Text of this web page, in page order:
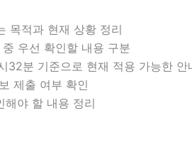
목적과 현재 상황 정리
우선 확인할 내용 구분
분 기준으로 현재 적용 가능한 안
제출 여부 확인
해야 할 내용 정리